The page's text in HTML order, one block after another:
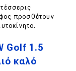
προσθέτουν
Golf 1.5
καλό